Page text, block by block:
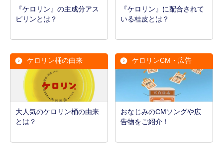
『ケロリン』の主成分アス
ピリンとは？
『ケロリン』に配合されて
いる桂皮とは？
ケロリン桶の由来
大人気のケロリン桶の由来
とは？
ケロリンCM・広告
おなじみのCMソングや広
告物をご紹介！